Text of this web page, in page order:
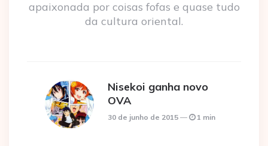
apaixonada por coisas fofas e quase tudo
da cultura oriental.
Nisekoi ganha novo
OVA
30 de junho de 2015 1 min